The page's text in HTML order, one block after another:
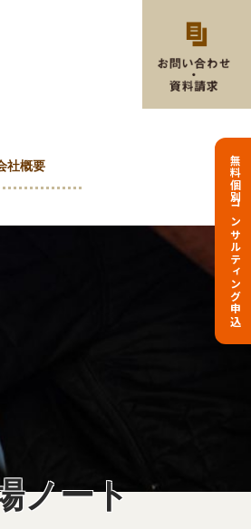
無料個別コンサルティング申込
社概要
ノート